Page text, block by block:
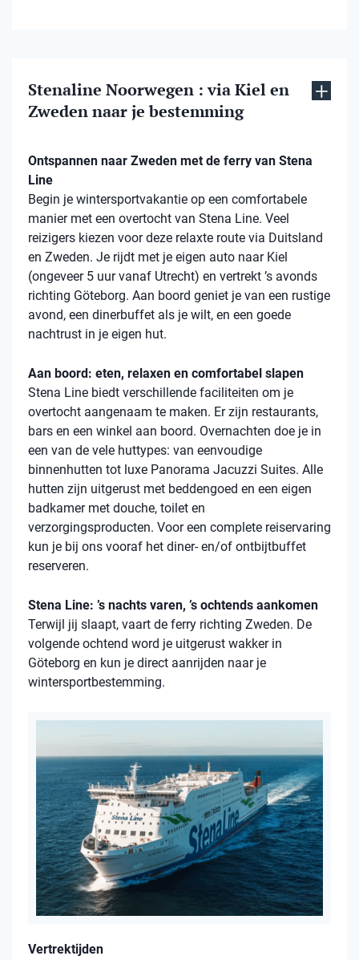
Stenaline Noorwegen : via Kiel en
Zweden naar je bestemming
Ontspannen naar Zweden met de ferry van Stena
Line
Begin je wintersportvakantie op een comfortabele
manier met een overtocht van Stena Line. Veel
reizigers kiezen voor deze relaxte route via Duitsland
en Zweden. Je rijdt met je eigen auto naar Kiel
(ongeveer 5 uur vanaf Utrecht) en vertrekt ’s avonds
richting Göteborg. Aan boord geniet je van een rustige
avond, een dinerbuffet als je wilt, en een goede
nachtrust in je eigen hut.
Aan boord: eten, relaxen en comfortabel slapen
Stena Line biedt verschillende faciliteiten om je
overtocht aangenaam te maken. Er zijn restaurants,
bars en een winkel aan boord. Overnachten doe je in
een van de vele huttypes: van eenvoudige
binnenhutten tot luxe Panorama Jacuzzi Suites. Alle
hutten zijn uitgerust met beddengoed en een eigen
badkamer met douche, toilet en
verzorgingsproducten. Voor een complete reiservaring
kun je bij ons vooraf het diner- en/of ontbijtbuffet
reserveren.
Stena Line: ’s nachts varen, ’s ochtends aankomen
Terwijl jij slaapt, vaart de ferry richting Zweden. De
volgende ochtend word je uitgerust wakker in
Göteborg en kun je direct aanrijden naar je
wintersportbestemming.
Vertrektijden